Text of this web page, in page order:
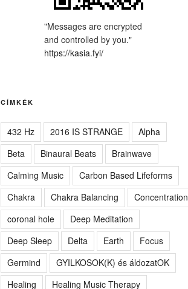
"Messages are encrypted
and controlled by you."
https://kasia.fyi/
CÍMKÉK
432 Hz 2016 IS STRANGE
Alpha
Beta
Binaural Beats
Brainwave
Calming Music
Carbon Based Lifeforms
Chakra
Chakra Balancing
Concentration
coronal hole
Deep Meditation
Deep Sleep
Delta Earth
Focus
Germind
GYILKOSOK(K) és áldozatOK
Healing
Healing Music Therapy